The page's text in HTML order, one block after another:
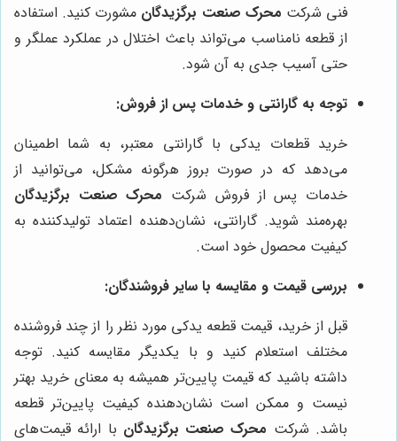
فنی شرکت محرک صنعت برگزیدگان مشورت کنید. استفاده
از قطعه نامناسب می‌تواند باعث اختلال در عملکرد عملگر و
حتی آسیب جدی به آن شود.
توجه به گارانتی و خدمات پس از فروش:
خرید قطعات یدکی با گارانتی معتبر، به شما اطمینان
می‌دهد که در صورت بروز هرگونه مشکل، می‌توانید از
خدمات پس از فروش شرکت محرک صنعت برگزیدگان
بهره‌مند شوید. گارانتی، نشان‌دهنده اعتماد تولیدکننده به
کیفیت محصول خود است.
بررسی قیمت و مقایسه با سایر فروشندگان:
قبل از خرید، قیمت قطعه یدکی مورد نظر را از چند فروشنده
مختلف استعلام کنید و با یکدیگر مقایسه کنید. توجه
داشته باشید که قیمت پایین‌تر همیشه به معنای خرید بهتر
نیست و ممکن است نشان‌دهنده کیفیت پایین‌تر قطعه
باشد. شرکت محرک صنعت برگزیدگان با ارائه قیمت‌های